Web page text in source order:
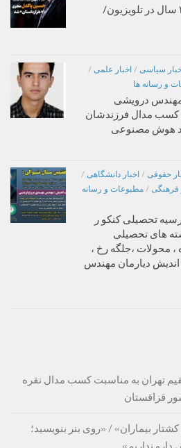
اجرای حسین پاکدل پس از ۳۳ سال در تلویزیون/
سیاسی / اخبار علمی /
و رسانه ها
مهندس درویشی
مدال فرزندشان
هوش مصنوعی
حقوقی / اخبار دانشگاهی /
فرهنگی / مطبوعات و رسانه
تحصیلی کنکو ر
همه رشته های تحصیلی
محولات ،جلگه رخ ،
دیارمان مهندس
تهران به مناسبت کسب مدال نقره
قزاقستان
بیماران» / «روی بنر بنویسید؛